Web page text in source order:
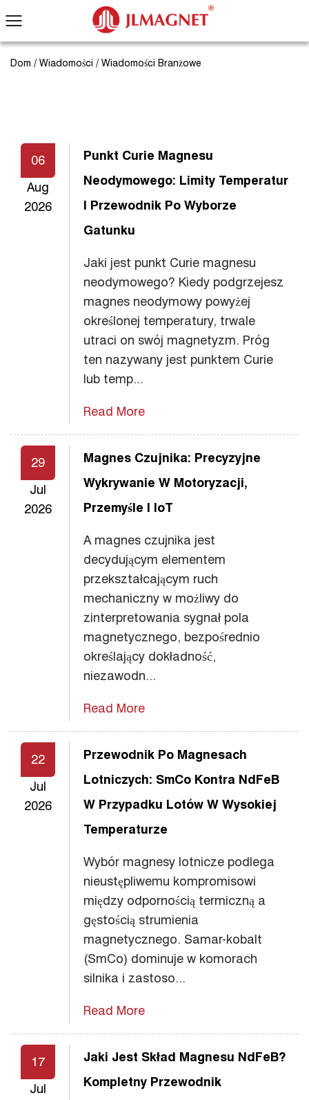
Dom / Wiadomości / Wiadomości Branżowe
06
Aug
2026
Punkt Curie Magnesu
Neodymowego: Limity Temperatur
I Przewodnik Po Wyborze
Gatunku
Jaki jest punkt Curie magnesu
neodymowego? Kiedy podgrzejesz
magnes neodymowy powyżej
określonej temperatury, trwale
utraci on swój magnetyzm. Próg
ten nazywany jest punktem Curie
lub temp...
Read More
29
Jul
2026
Magnes Czujnika: Precyzyjne
Wykrywanie W Motoryzacji,
Przemyśle I IoT
A magnes czujnika jest
decydującym elementem
przekształcającym ruch
mechaniczny w możliwy do
zinterpretowania sygnał pola
magnetycznego, bezpośrednio
określający dokładność,
niezawodn...
Read More
22
Jul
2026
Przewodnik Po Magnesach
Lotniczych: SmCo Kontra NdFeB
W Przypadku Lotów W Wysokiej
Temperaturze
Wybór magnesy lotnicze podlega
nieustępliwemu kompromisowi
między odpornością termiczną a
gęstością strumienia
magnetycznego. Samar-kobalt
(SmCo) dominuje w komorach
silnika i zastoso...
Read More
17
Jul
Jaki Jest Skład Magnesu NdFeB?
Kompletny Przewodnik